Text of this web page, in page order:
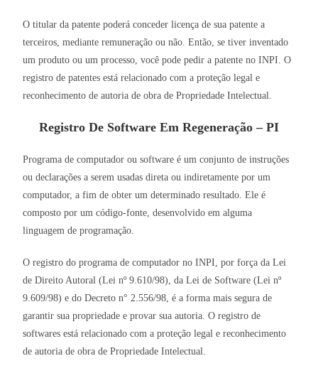
O titular da patente poderá conceder licença de sua patente a
terceiros, mediante remuneração ou não. Então, se tiver inventado
um produto ou um processo, você pode pedir a patente no INPI. O
registro de patentes está relacionado com a proteção legal e
reconhecimento de autoria de obra de Propriedade Intelectual.
Registro De Software Em Regeneração – PI
Programa de computador ou software é um conjunto de instruções
ou declarações a serem usadas direta ou indiretamente por um
computador, a fim de obter um determinado resultado. Ele é
composto por um código-fonte, desenvolvido em alguma
linguagem de programação.
O registro do programa de computador no INPI, por força da Lei
de Direito Autoral (Lei nº 9.610/98), da Lei de Software (Lei nº
9.609/98) e do Decreto n° 2.556/98, é a forma mais segura de
garantir sua propriedade e provar sua autoria. O registro de
softwares está relacionado com a proteção legal e reconhecimento
de autoria de obra de Propriedade Intelectual.